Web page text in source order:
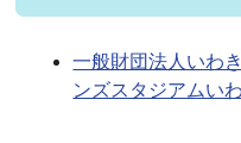
一般財団法人いわ
ンズスタジアムい